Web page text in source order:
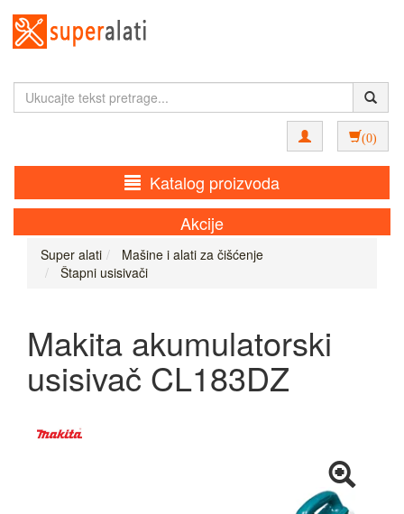
(0)
Katalog proizvoda
Akcije
Super alati
Mašine i alati za čišćenje
Štapni usisivači
Makita akumulatorski
usisivač CL183DZ